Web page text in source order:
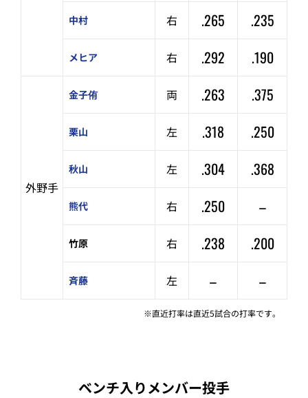
中村 右 .265 .235
メヒア 右 .292 .190
外野手
金子侑 両 .263 .375
栗山 左 .318 .250
秋山 左 .304 .368
熊代 右 .250 –
竹原 右 .238 .200
斉藤 左 – –
※直近打率は直近5試合の打率です。
ベンチ入りメンバー投手